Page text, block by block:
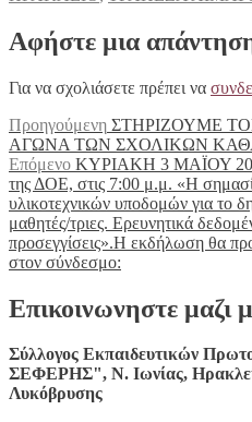
Αφήστε μια
Για να σχολιάσετε πρέπει να
Πλοήγηση
άρθρων
Προηγούμενη Προηγούμενο
άρθρο:
ΣΤΗΡΙΖΟΥΜΕ
ΑΓΩΝΑ ΤΩΝ ΣΧΟΛΙΚΩΝ
Επόμενο Επόμενο
άρθρο:
ΚΥΡΙΑΚΗ 3 ΜΑΪΟΥ
της ΔΟΕ, στις 7:00 μ.μ. «Η
υλικοτεχνικών υποδομών για το
μαθητές/τριες. Ερευνητικά
προσεγγίσεις».Η εκδήλωση θα
στον σύνδεσμο:
Επικοινωνηστε μαζι
Σύλλογος Εκπαιδευτικών
ΣΕΦΕΡΗΣ", Ν. Ιωνίας,
Λυκόβρυσης